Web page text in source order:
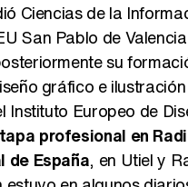
Ciencias de la
San Pablo de
su
gráfico e ilustración
Instituto Europeo de
profesional en
de España, en Utiel y